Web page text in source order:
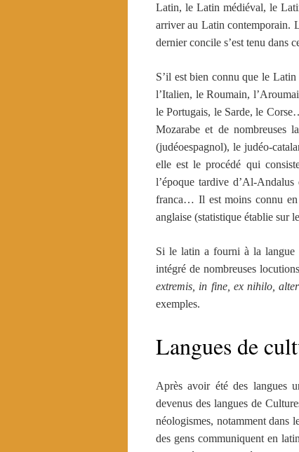
Latin, le Latin médiéval, le
arriver au Latin contemporain.
dernier concile s’est tenu dans
S’il est bien connu que le
l’Italien, le Roumain,
le Portugais, le Sarde, le
Mozarabe et de nombreuses
(judéoespagnol), le judéo-
elle est le procédé qui
l’époque tardive d’Al-
franca… Il est moins connu en
anglaise (statistique établie sur
Si le latin a fourni à la langue
intégré de nombreuses
extremis, in fine, ex nihilo,
exemples.
Langues de
Après avoir été des langues
devenus des langues de
néologismes, notamment dans
des gens communiquent en